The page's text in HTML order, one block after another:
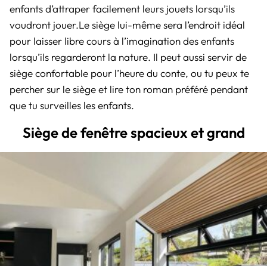
enfants d’attraper facilement leurs jouets lorsqu’ils
voudront jouer.Le siège lui-même sera l’endroit idéal
pour laisser libre cours à l’imagination des enfants
lorsqu’ils regarderont la nature. Il peut aussi servir de
siège confortable pour l’heure du conte, ou tu peux te
percher sur le siège et lire ton roman préféré pendant
que tu surveilles les enfants.
Siège de fenêtre spacieux et grand